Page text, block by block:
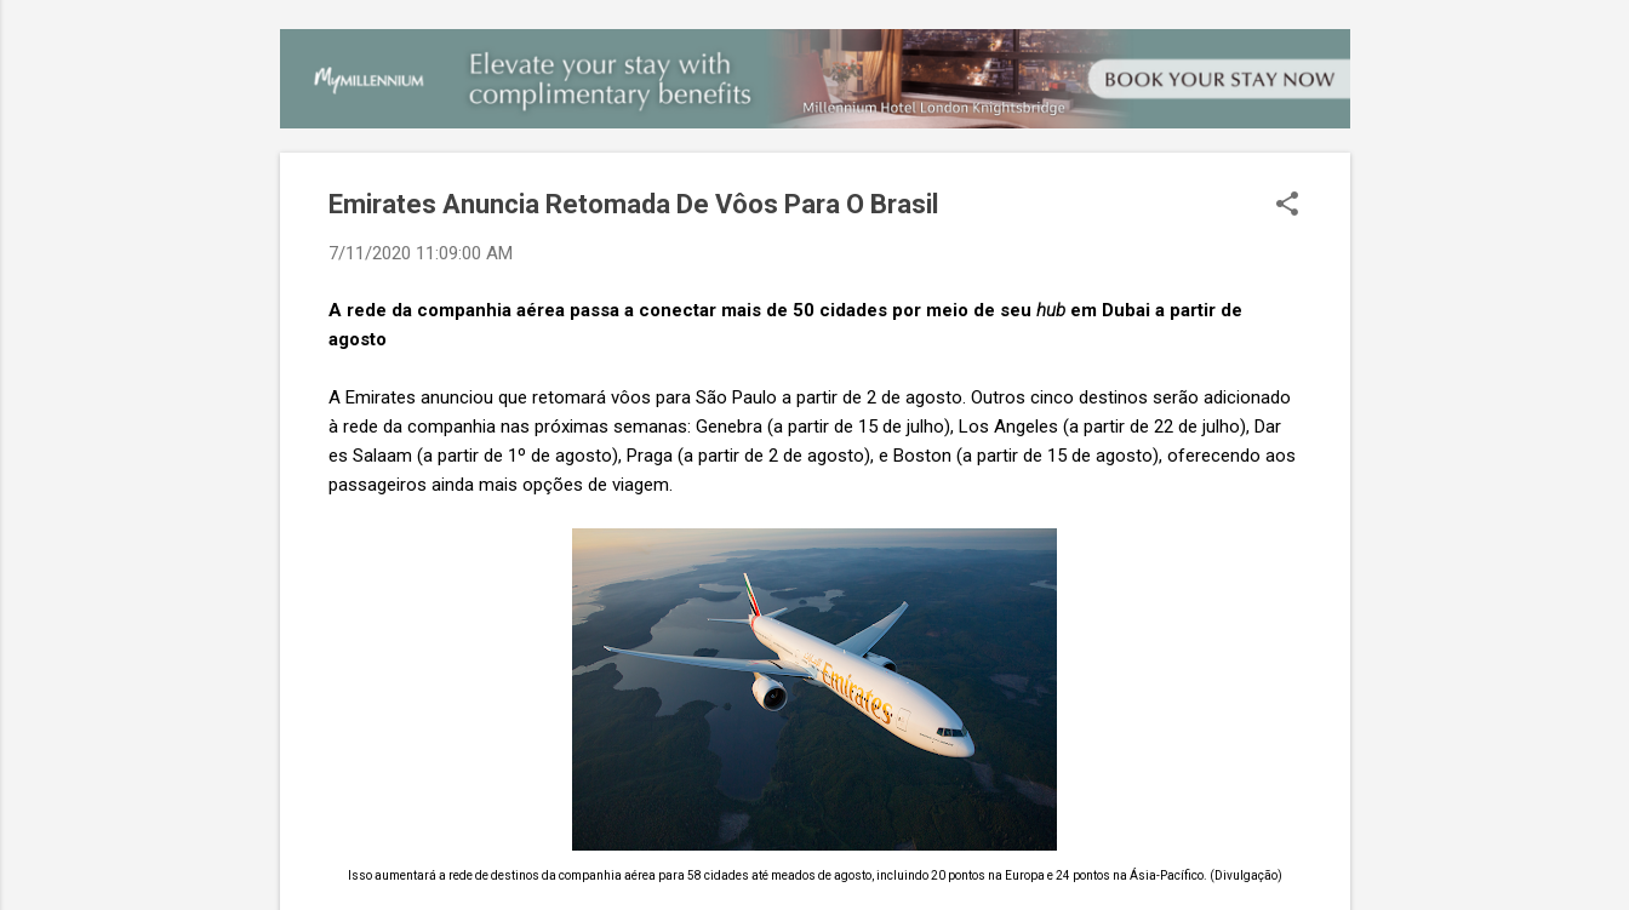
Emirates Anuncia Retomada De Vôos Para O Brasil
7/11/2020 11:09:00 AM
A rede da companhia aérea passa a conectar mais de 50 cidades por meio de seu hubem Dubai a partir de
agosto
A Emirates anunciou que retomará vôos para São Paulo a partir de 2 de agosto. Outros cinco destinos serão adicionado
à rede da companhia nas próximas semanas: Genebra (a partir de 15 de julho), Los Angeles (a partir de 22 de julho), Dar
es Salaam (a partir de 1º de agosto), Praga (a partir de 2 de agosto), e Boston (a partir de 15 de agosto), oferecendo aos
passageiros ainda mais opções de viagem.
Isso aumentará a rede de destinos da companhia aérea para 58 cidades até meados de agosto, incluindo 20 pontos na Europa e 24 pontos na Ásia-Pacífico. (Divulgação)